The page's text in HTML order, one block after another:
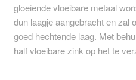
gloeiende vloeibare metaal
dun laagje aangebracht en zal
goed hechtende laag. Met
half vloeibare zink op het te